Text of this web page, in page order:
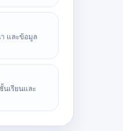
และข้อมูล
นเรียนและ